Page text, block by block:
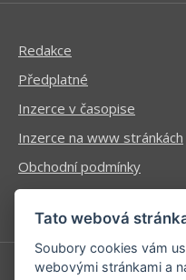
Redakce
Předplatné
Inzerce v časopise
Inzerce na www stránkách
Obchodní podmínky
Ochrana osobních údajů
Tato webová
Soubory cookies vám
webovými stránkami a